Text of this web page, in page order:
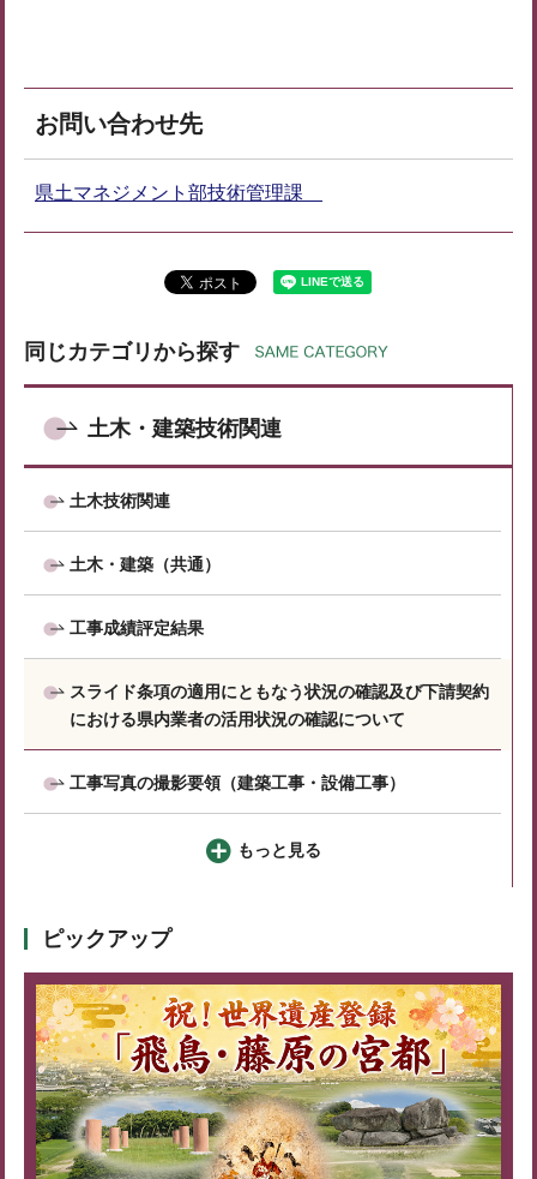
お問い合わせ先
県土マネジメント部技術管理課
同じカテゴリから探す
土木・建築技術関連
土木技術関連
土木・建築（共通）
工事成績評定結果
スライド条項の適用にともなう状況の確認及び下請契約
における県内業者の活用状況の確認について
工事写真の撮影要領（建築工事・設備工事）
もっと見る
ピックアップ